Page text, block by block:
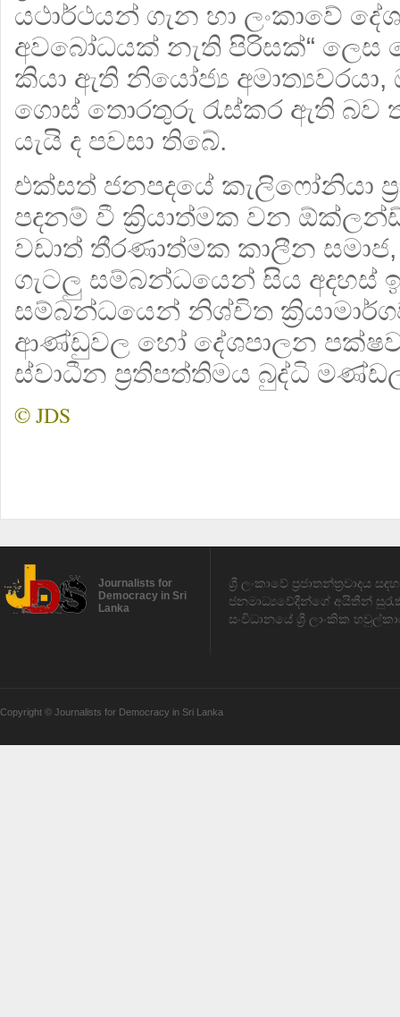
යථාර්ථයන් ගැන හා ලංකාවේ
අවබෝධයක් නැති පිරිසක්“ ලෙස
කියා ඇති නියෝජ්‍ය අමාත්‍යවරයා,
ගොස් තොරතුරු රැස්කර ඇති
යැයි ද පවසා තිබේ.
එක්සත් ජනපදයේ කැලිෆෝනියා
පදනම් වී ක්‍රියාත්මක වන
වඩාත් තීරණාත්මක කාලීන
ගැටලු සම්බන්ධයෙන් සිය අදහස්
සම්බන්ධයෙන් නිශ්චිත
ආණ්ඩුවල හෝ දේශපාලන
ස්වාධීන ප්‍රතිපත්තිමය බුද්ධි
© JDS
Journalists for
Democracy in Sri
Lanka
ශ්‍රී ලංකාවේ ප්‍රජාතන්ත්‍රවාදය
ජනමාධ්‍යවේදීන්ගේ අයිතීන්
සංවිධානයේ ශ්‍රී ලාංකික
Copyright © Journalists for Democracy in Sri Lanka